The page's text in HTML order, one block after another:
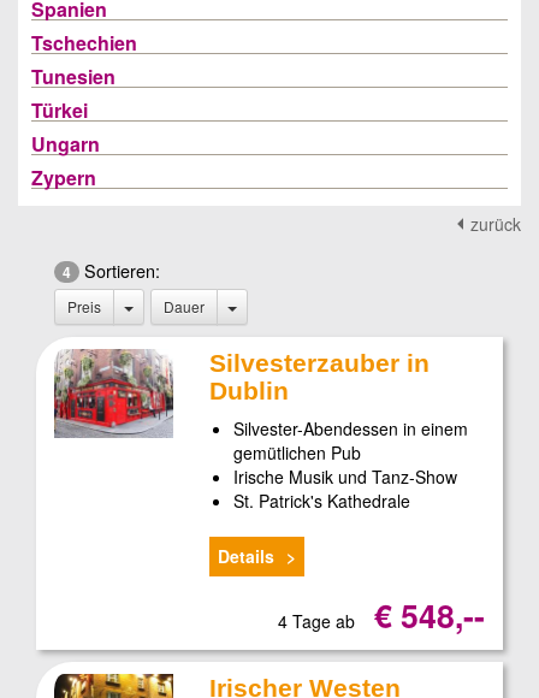
Spanien
Tschechien
Tunesien
Türkei
Ungarn
Zypern
zurück
4 Sortieren:
Preis Dauer
Silvesterzauber in
Dublin
Silvester-Abendessen in einem
gemütlichen Pub
Irische Musik und Tanz-Show
St. Patrick's Kathedrale
Details
4 Tage ab € 548,--
Irischer Westen